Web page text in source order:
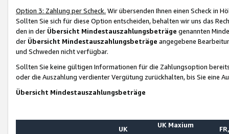
Option 3: Zahlung per Scheck. Wir übersenden Ihnen einen Scheck in
Sollten Sie sich für diese Option entscheiden, behalten wir uns das
den in der Übersicht Mindestauszahlungsbeträge genannten
der Übersicht Mindestauszahlungsbeträge angegebene
und Schweden nicht verfügbar.
Sollten Sie keine gültigen Informationen für die Zahlungsoption
oder die Auszahlung verdienter Vergütung zurückhalten, bis Sie
Übersicht Mindestauszahlungsbeträge
UK
UK Maxium